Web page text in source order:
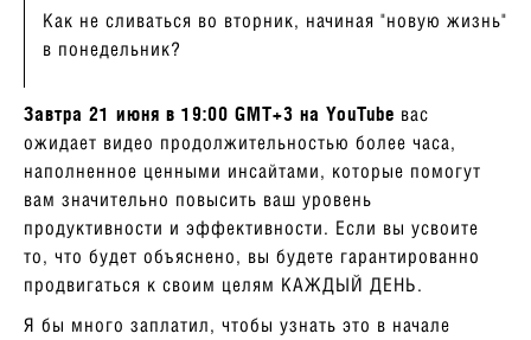
Как не сливаться во вторник, начиная "новую жизнь"
в понедельник?
Завтра 21 июня в 19:00 GMT+3 на YouTube вас
ожидает видео продолжительностью более часа,
наполненное ценными инсайтами, которые помогут
вам значительно повысить ваш уровень
продуктивности и эффективности. Если вы усвоите
то, что будет объяснено, вы будете гарантированно
продвигаться к своим целям КАЖДЫЙ ДЕНЬ.
Я бы много заплатил, чтобы узнать это в начале